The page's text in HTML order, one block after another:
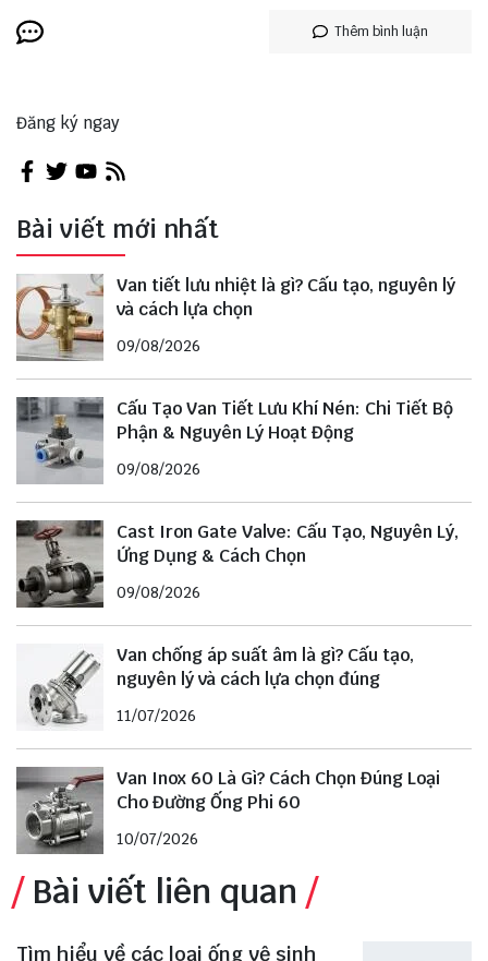
Thêm bình luận
Đăng ký ngay
Bài viết mới nhất
Van tiết lưu nhiệt là gì? Cấu tạo, nguyên lý
và cách lựa chọn
09/08/2026
Cấu Tạo Van Tiết Lưu Khí Nén: Chi Tiết Bộ
Phận & Nguyên Lý Hoạt Động
09/08/2026
Cast Iron Gate Valve: Cấu Tạo, Nguyên Lý,
Ứng Dụng & Cách Chọn
09/08/2026
Van chống áp suất âm là gì? Cấu tạo,
nguyên lý và cách lựa chọn đúng
11/07/2026
Van Inox 60 Là Gì? Cách Chọn Đúng Loại
Cho Đường Ống Phi 60
10/07/2026
Bài viết liên quan
Tìm hiểu về các loại ống vệ sinh